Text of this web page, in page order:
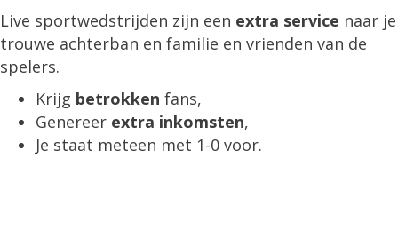
Live sportwedstrijden zijn een extra service naar je
trouwe achterban en familie en vrienden van de
spelers.
Krijg betrokken fans,
Genereer extra inkomsten,
Je staat meteen met 1-0 voor.